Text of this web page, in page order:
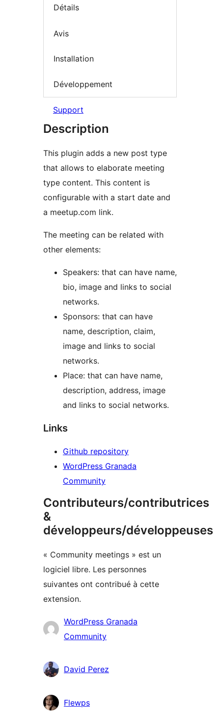
Détails
Avis
Installation
Développement
Support
Description
This plugin adds a new post type
that allows to elaborate meeting
type content. This content is
configurable with a start date and
a meetup.com link.
The meeting can be related with
other elements:
Speakers: that can have name,
bio, image and links to social
networks.
Sponsors: that can have
name, description, claim,
image and links to social
networks.
Place: that can have name,
description, address, image
and links to social networks.
Links
Github repository
WordPress Granada
Community
Contributeurs/contributrices
&
développeurs/développeuses
« Community meetings » est un
logiciel libre. Les personnes
suivantes ont contribué à cette
extension.
Contributeurs
WordPress Granada
Community
David Perez
Flewps